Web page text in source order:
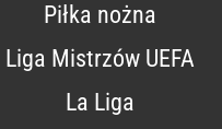
Piłka nożna
Liga Mistrzów UEFA
La Liga